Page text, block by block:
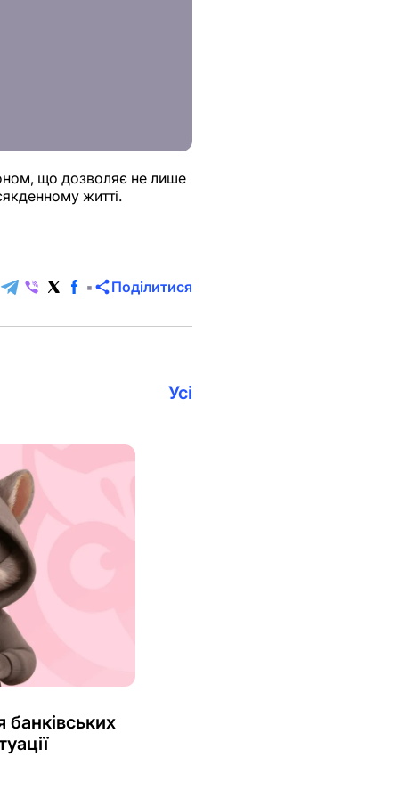
що дозволяє не лише
житті.
Поділитися
Усі